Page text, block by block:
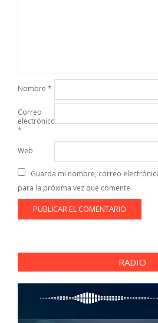
Nombre *
Correo
electrónico
*
Web
Guarda mi nombre, correo
para la próxima vez que comente.
RADIO